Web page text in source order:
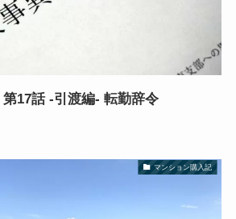
17話 -引渡編- 転勤辞令
マンション購入記